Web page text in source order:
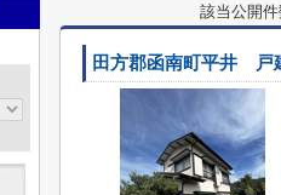
該当公開
田方郡函南町平井 戸